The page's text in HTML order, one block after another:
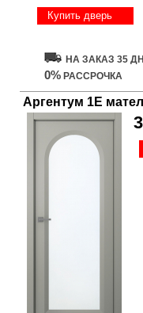
Купить дверь
НА ЗАКАЗ 35
0% РАССРОЧКА
Аргентум 1E